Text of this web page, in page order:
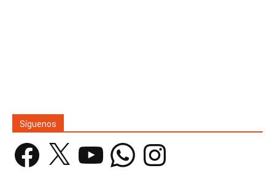
Síguenos
Facebook YouTube WhatsAppInstagram